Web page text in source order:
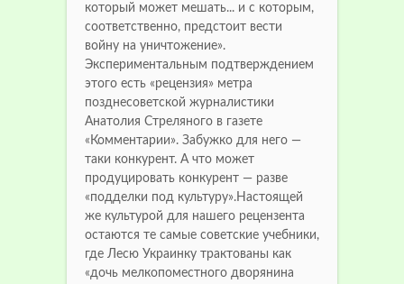
который может мешать... и с которым,
соответственно, предстоит вести
войну на уничтожение».
Экспериментальным подтверждением
этого есть «рецензия» метра
позднесоветской журналистики
Анатолия Стреляного в газете
«Комментарии». Забужко для него —
таки конкурент. А что может
продуцировать конкурент — разве
«подделки под культуру».Настоящей
же культурой для нашего рецензента
остаются те самые советские учебники,
где Лесю Украинку трактованы как
«дочь мелкопоместного дворянина